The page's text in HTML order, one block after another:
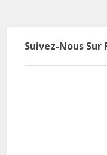
Suivez-Nous Sur